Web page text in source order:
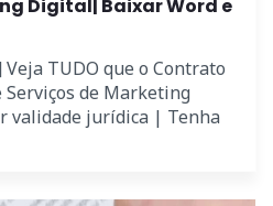
Digital| Baixar Word e
Veja TUDO que o Contrato
Serviços de Marketing
validade jurídica | Tenha